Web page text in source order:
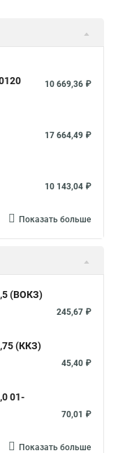
10 669,36 ₽
17 664,49 ₽
10 143,04 ₽
Показать больше
(ВОКЗ)
245,67 ₽
(ККЗ)
45,40 ₽
01-
70,01 ₽
Показать больше